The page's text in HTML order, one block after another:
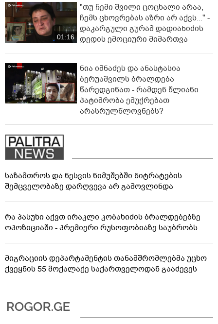
01:16
"თუ ჩემი შვილი ცოცხალი არაა,
ჩემს ცხოვრებას აზრი არ აქვს..." -
დაკარგული გურამ დადიანიძის
დედის ემოციური მიმართვა
ნია იმნაძეს და ანასტასია
ბერუაშვილს ბრალდება
წარედგინათ - რამდენ წლიანი
პატიმრობა ემუქრებათ
არასრულწლოვნებს?
საზამთროს და ნესვის ნიმუშებში ნიტრატების
შემცველობაზე დარღვევა არ გამოვლინდა
რა პასუხი აქვთ ირაკლი კობახიძის ბრალდებებზე
ოპოზიციაში - პრემიერი რუსოფობიაზე საუბრობს
მიგრაციის დეპარტამენტის თანამშრომლებმა უცხო
ქვეყნის 55 მოქალაქე საქართველოდან გააძევეს